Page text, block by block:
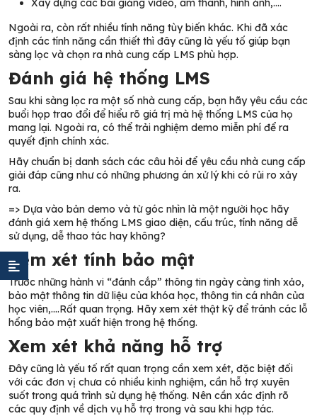
Xây dựng các bài giảng video, âm thanh, hình ảnh,….
Ngoài ra, còn rất nhiều tính năng tùy biến khác. Khi đã xác
định các tính năng cần thiết thì đây cũng là yếu tố giúp bạn
sàng lọc và chọn ra nhà cung cấp LMS phù hợp.
Đánh giá hệ thống LMS
Sau khi sàng lọc ra một số nhà cung cấp, bạn hãy yêu cầu các
buổi họp trao đổi để hiểu rõ giá trị mà hệ thống LMS của họ
mang lại. Ngoài ra, có thể trải nghiệm demo miễn phí để ra
quyết định chính xác.
Hãy chuẩn bị danh sách các câu hỏi để yêu cầu nhà cung cấp
giải đáp cũng như có những phương án xử lý khi có rủi ro xảy
ra.
=> Dựa vào bản demo và từ góc nhìn là một người học hãy
đánh giá xem hệ thống LMS giao diện, cấu trúc, tính năng dễ
sử dụng, dễ thao tác hay không?
Xem xét tính bảo mật
Trước những hành vi “đánh cắp” thông tin ngày càng tinh xảo,
bảo mật thông tin dữ liệu của khóa học, thông tin cá nhân của
học viên,….Rất quan trọng. Hãy xem xét thật kỹ để tránh các lỗ
hổng bảo mật xuất hiện trong hệ thống.
Xem xét khả năng hỗ trợ
Đây cũng là yếu tố rất quan trọng cần xem xét, đặc biệt đối
với các đơn vị chưa có nhiều kinh nghiệm, cần hỗ trợ xuyên
suốt trong quá trình sử dụng hệ thống. Nên cần xác định rõ
các quy định về dịch vụ hỗ trợ trong và sau khi hợp tác.